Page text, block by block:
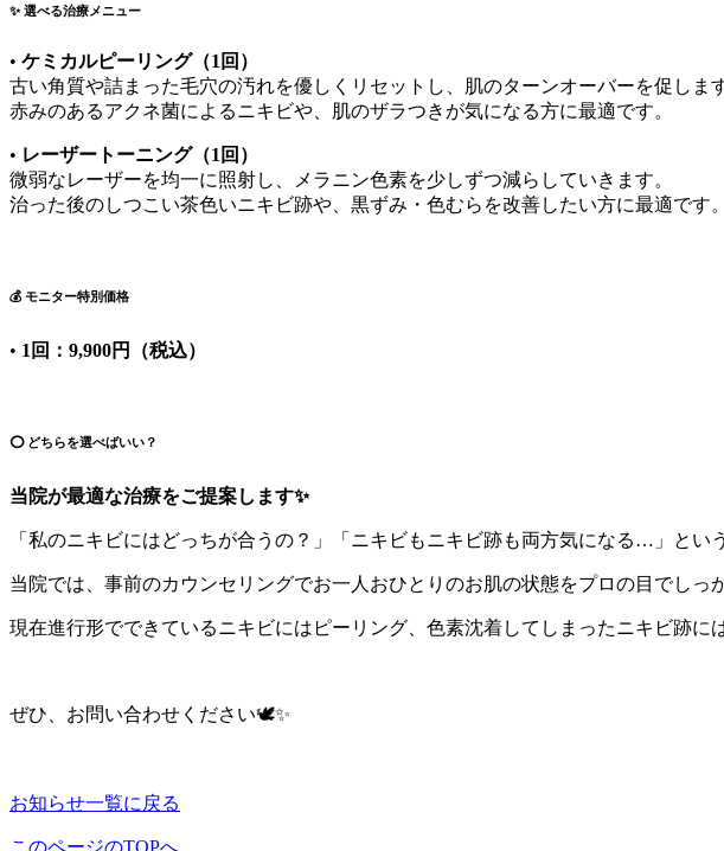
✨ 選べる治療メニュー
• ケミカルピーリング（1回）
古い角質や詰まった毛穴の汚れを優しくリセットし、肌のターンオーバーを促します
赤みのあるアクネ菌によるニキビや、肌のザラつきが気になる方に最適です。
• レーザートーニング（1回）
微弱なレーザーを均一に照射し、メラニン色素を少しずつ減らしていきます。
治った後のしつこい茶色いニキビ跡や、黒ずみ・色むらを改善したい方に最適です。
💰 モニター特別価格
• 1回：9,900円（税込）
⭕️ どちらを選べばいい？
当院が最適な治療をご提案します✨
「私のニキビにはどっちが合うの？」「ニキビもニキビ跡も両方気になる…」とい
当院では、事前のカウンセリングでお一人おひとりのお肌の状態をプロの目でしっ
現在進行形でできているニキビにはピーリング、色素沈着してしまったニキビ跡
ぜひ、お問い合わせください🕊️✨
お知らせ一覧に戻る
このページのTOPへ